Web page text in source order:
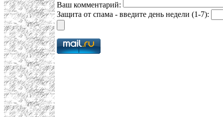
Ваш комментарий:
Защита от спама - введите день недели (1-7):